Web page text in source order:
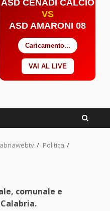
ASD CENADI CALCIO
VS
ASD AMARONI 08
Caricamento...
VAI AL LIVE
Politica
comunale e